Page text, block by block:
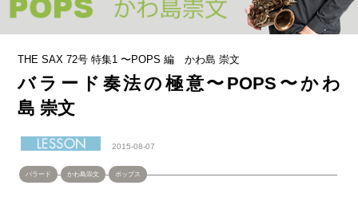
THE SAX 72号 特集1 〜POPS 編 かわ島 崇文
バラード奏法の極意〜POPS〜かわ
島 崇文
2015-08-07
バラード かわ島崇文 ポップス